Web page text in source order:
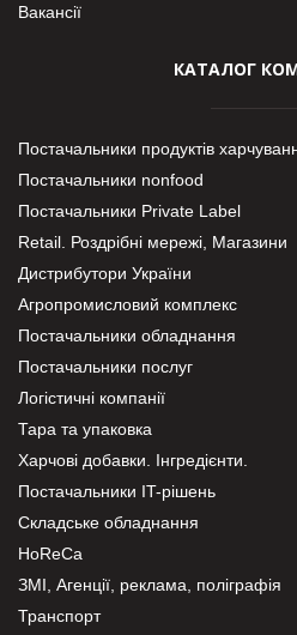
Вакансії
КАТАЛОГ
Постачальники продуктів
Постачальники nonfood
Постачальники Private Label
Retail. Роздрібні мережі, Магазини
Дистрибутори України
Агропромисловий комплекс
Постачальники обладнання
Постачальники послуг
Логістичні компанії
Тара та упаковка
Харчові добавки. Інгредієнти.
Постачальники IT-рішень
Складське обладнання
HoReCa
ЗМІ, Агенції, реклама, поліграфія
Транспорт